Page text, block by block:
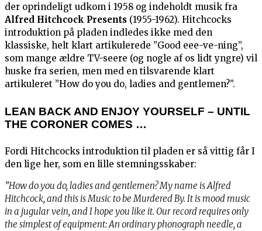
der oprindeligt udkom i 1958 og indeholdt musik fra
Alfred Hitchcock Presents (1955-1962). Hitchcocks
introduktion på pladen indledes ikke med den
klassiske, helt klart artikulerede ”Good eee-ve-ning”,
som mange ældre TV-seere (og nogle af os lidt yngre) vil
huske fra serien, men med en tilsvarende klart
artikuleret ”How do you do, ladies and gentlemen?”.
LEAN BACK AND ENJOY YOURSELF – UNTIL
THE CORONER COMES …
Fordi Hitchcocks introduktion til pladen er så vittig får I
den lige her, som en lille stemningsskaber:
”How do you do, ladies and gentlemen? My name is Alfred
Hitchcock, and this is Music to be Murdered By. It is mood music
in a jugular vein, and I hope you like it. Our record requires only
the simplest of equipment: An ordinary phonograph needle, a